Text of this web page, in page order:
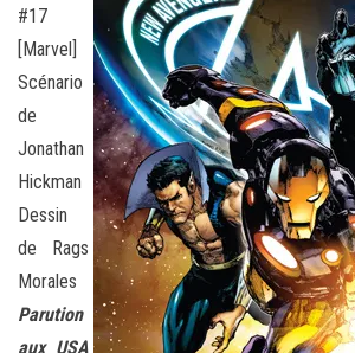
#17
[Marvel]
Scénario
de
Jonathan
Hickman
Dessin
de Rags
Morales
Parution
aux USA